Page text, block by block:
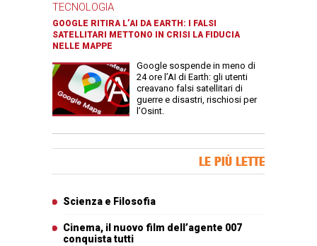
TECNOLOGIA
GOOGLE RITIRA L’AI DA EARTH: I FALSI
SATELLITARI METTONO IN CRISI LA FIDUCIA
NELLE MAPPE
Google sospende in meno di
24 ore l’AI di Earth: gli utenti
creavano falsi satellitari di
guerre e disastri, rischiosi per
l’Osint.
LE PIÙ LETTE
Scienza e Filosofia
Cinema, il nuovo film dell’agente 007
conquista tutti